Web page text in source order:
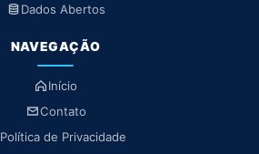
Dados Abertos
NAVEGAÇÃO
Início
Contato
Política de Privacidade